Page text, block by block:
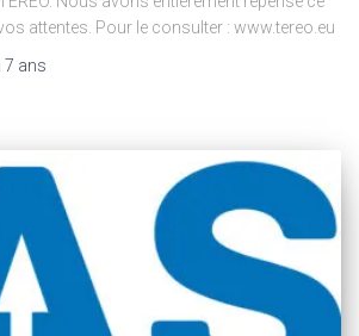
attentes. Pour le consulter : www.tereo.eu
7 ans